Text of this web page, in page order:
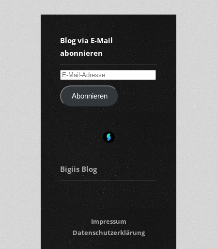
Blog via E-Mail
abonnieren
E-
Mail-
AdresseAbonnieren
Bigiis Blog
Impressum
Datenschutzerklärung